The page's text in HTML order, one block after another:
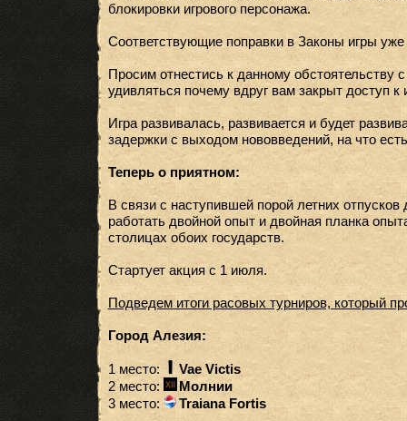
блокировки игрового персонажа.
Соответствующие поправки в Законы игры
Просим отнестись к данному обстоятельству
удивляться почему вдруг вам закрыт доступ к
Игра развивалась, развивается и будет
задержки с выходом нововведений, на что
Теперь о приятном:
В связи с наступившей порой летних
работать двойной опыт и двойная планка
столицах обоих государств.
Стартует акция с 1 июля.
Подведем итоги расовых турниров, который
Город Алезия:
1 место:
Vae Victis
2 место:
Молнии
3 место:
Traiana Fortis